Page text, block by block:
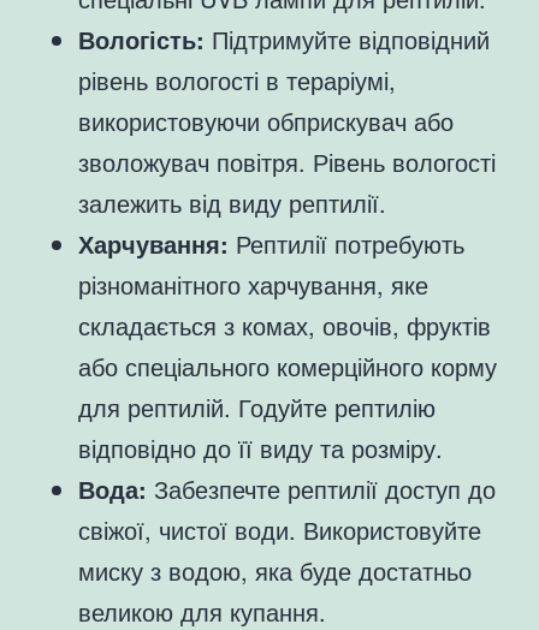
Вологість: Підтримуйте відповідний
рівень вологості в тераріумі,
використовуючи обприскувач або
зволожувач повітря. Рівень вологості
залежить від виду рептилії.
Харчування: Рептилії потребують
різноманітного харчування, яке
складається з комах, овочів, фруктів
або спеціального комерційного корму
для рептилій. Годуйте рептилію
відповідно до її виду та розміру.
Вода: Забезпечте рептилії доступ до
свіжої, чистої води. Використовуйте
миску з водою, яка буде достатньо
великою для купання.